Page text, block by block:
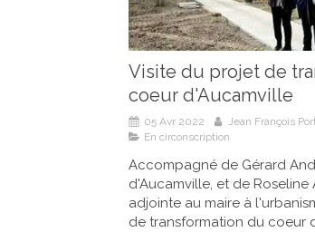
Visite du projet de
coeur d'Aucamville
05 Avr 2022
Jean François
En circonscription
Accompagné de Gérard
d'Aucamville, et de Roseline
adjointe au maire à
de transformation du coeur